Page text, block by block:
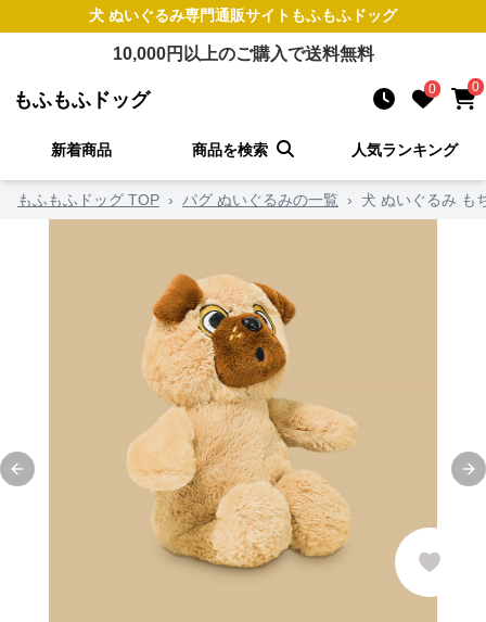
犬 ぬいぐるみ専門通販サイト もふもふドッグ
10,000円以上のご購入で送料無料
もふもふドッグ 0 0
新着商品 商品を検索 人気ランキング
もふもふドッグ TOP › パグ ぬいぐるみの一覧 › 犬 ぬいぐるみ も
Previous slide